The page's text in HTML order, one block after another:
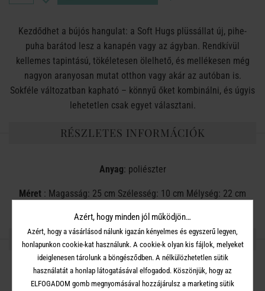
Kezdődhet a bújós hangulat: a Soft Hugs plüssállat új, pihe-
puha barátod lesz a kanapén vagy az ágyban. Rendkívül
kellemes tapintású, tökéletesen ölelhető, és mellékesen még
nagyon aranyosan mutat otthon vagy akár az autóban is.
Sokféle változatban kapható – könnyű őket kombinálni, és úgyis
lehetetlen csak egyet választani.
RÉSZLETES INFORMÁCIÓK
Anyag: poliészter
Méret : Magasság: 25 cm Szélesség: 10 cm Mélység: 22 cm
OSZD MEG MÁSOKKAL!
Azért, hogy minden jól működjön…
Azért, hogy a vásárlásod nálunk igazán kényelmes és egyszerű legyen,
honlapunkon cookie-kat használunk. A cookie-k olyan kis fájlok, melyeket
ideiglenesen tárolunk a böngésződben. A nélkülözhetetlen sütik
használatát a honlap látogatásával elfogadod. Köszönjük, hogy az
ELFOGADOM gomb megnyomásával hozzájárulsz a marketing sütik